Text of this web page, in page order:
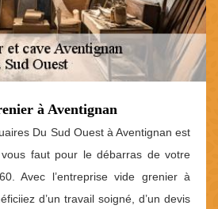
à Aventignan
Du Sud Ouest à Aventignan est
vous faut pour le débarras de votre
Avec l’entreprise vide grenier à
d’un travail soigné, d’un devis